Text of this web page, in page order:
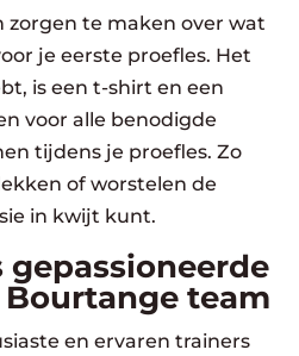
zorgen te maken over wat
je eerste proefles. Het
is een t-shirt en een
voor alle benodigde
tijdens je proefles. Zo
of worstelen de
in kwijt kunt.
team
en ervaren trainers